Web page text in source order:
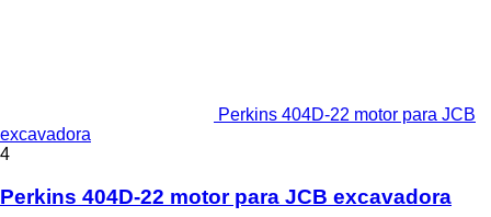
Perkins 404D-22 motor para JCB
excavadora
4
Perkins 404D-22 motor para JCB excavadora